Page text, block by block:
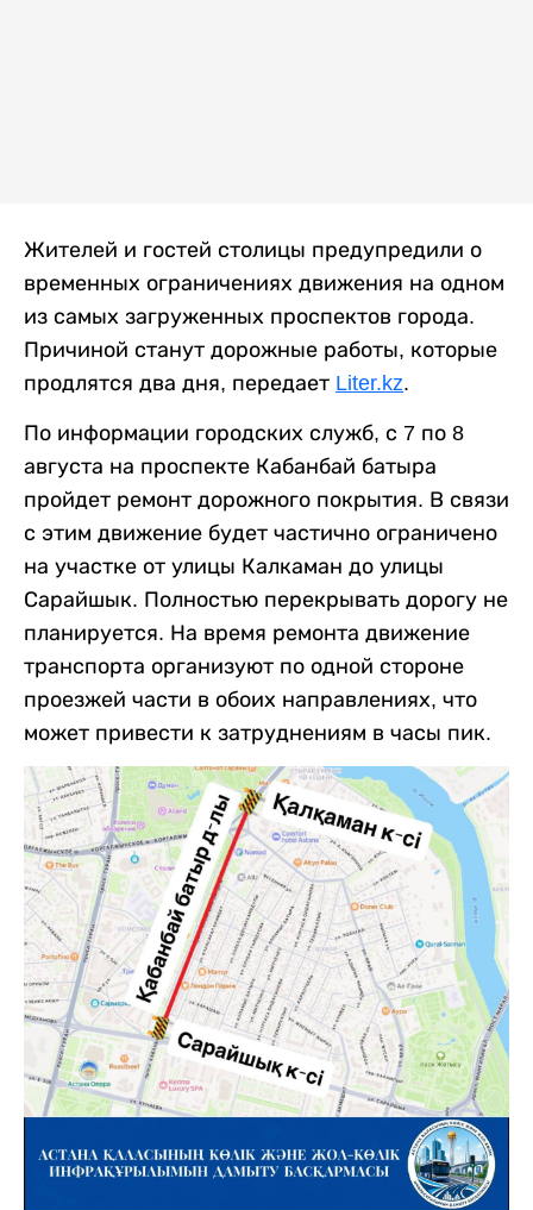
Жителей и гостей столицы предупредили о
временных ограничениях движения на одном
из самых загруженных проспектов города.
Причиной станут дорожные работы, которые
продлятся два дня, передает Liter.kz.
По информации городских служб, с 7 по 8
августа на проспекте Кабанбай батыра
пройдет ремонт дорожного покрытия. В связи
с этим движение будет частично ограничено
на участке от улицы Калкаман до улицы
Сарайшык. Полностью перекрывать дорогу не
планируется. На время ремонта движение
транспорта организуют по одной стороне
проезжей части в обоих направлениях, что
может привести к затруднениям в часы пик.